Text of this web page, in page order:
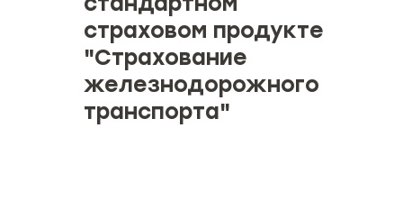
страховом продукте
"Страхование
железнодорожного
транспорта"